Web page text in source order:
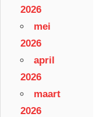
2026
mei
2026
april
2026
maart
2026